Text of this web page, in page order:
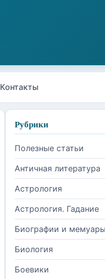
Контакты
Рубрики
Полезные статьи
Античная литература
Астрология
Астрология. Гадание
Биографии и мемуары
Биология
Боевики